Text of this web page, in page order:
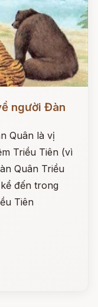
người Đàn
Quân là vị
Triều Tiên (vì
Quân Triều
đến trong
Tiên